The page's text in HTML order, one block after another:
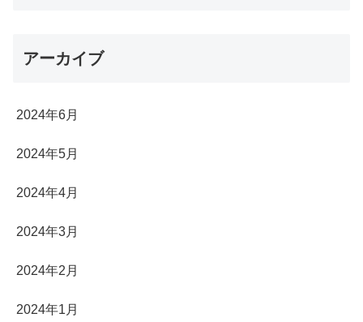
アーカイブ
2024年6月
2024年5月
2024年4月
2024年3月
2024年2月
2024年1月